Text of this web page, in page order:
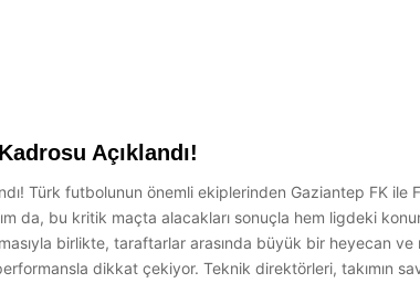
Açıklandı!
Türk futbolunun önemli ekiplerinden Gaziantep FK ile
da, bu kritik maçta alacakları sonuçla hem ligdeki
birlikte, taraftarlar arasında büyük bir heyecan ve
dikkat çekiyor. Teknik direktörleri, takımın